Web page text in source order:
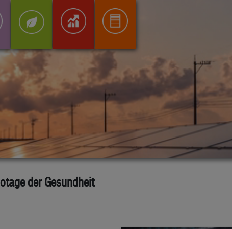
der Gesundheit